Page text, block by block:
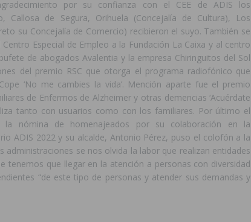
por su confianza con el CEE de ADIS los
Callosa de Segura, Orihuela (Concejalía de Cultura), Los
su Concejalía de Comercio) recibieron el suyo. También se
Especial de Empleo a la Fundación La Caixa y al centro
de abogados Avalentia y la empresa Chiringuitos del Sol
del premio RSC que otorga el programa radiofónico que
‘No me cambies la vida’. Mención aparte fue el premio
de Enfermos de Alzheimer y otras demencias ‘Acuérdate
tanto con usuarios como con los familiares. Por último el
la nómina de homenajeados por su colaboración en la
ADIS 2022 y su alcalde, Antonio Pérez, puso el colofón a la
administraciones se nos olvida la labor que realizan entidades
tenemos que llegar en la atención a personas con diversidad
“de este tipo de personas y atender sus demandas y